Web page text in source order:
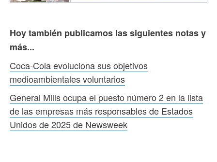
Hoy también publicamos las siguientes notas y
más...
Coca‑Cola evoluciona sus objetivos
medioambientales voluntarios
General Mills ocupa el puesto número 2 en la lista
de las empresas más responsables de Estados
Unidos de 2025 de Newsweek